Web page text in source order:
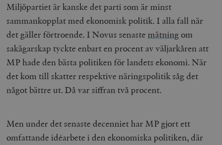
Miljöpartiet är kanske det parti som är minst
sammankopplat med ekonomisk politik. I alla fall när
det gäller förtroende. I Novus senastemätningom
sakägarskap tyckte enbart en procent av väljarkåren att
MP hade den bästa politiken för landets ekonomi. När
det kom till skatter respektive näringspolitik såg det
något bättre ut. Då var siffran två procent.
Men under det senaste decenniet har MP gjort ett
omfattande idéarbete i den ekonomiska politiken, där